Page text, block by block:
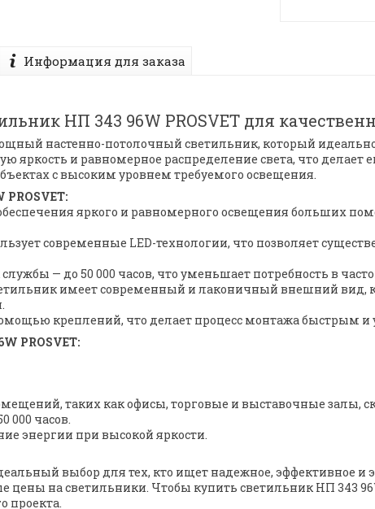
Информация для заказа
НП 343 96W PROSVET для
настенно-потолочный светильник, который
яркость и равномерное распределение света, что
с высоким уровнем требуемого освещения.
яркого и равномерного освещения больших
современные LED-технологии, что позволяет
— до 50 000 часов, что уменьшает потребность в
имеет современный и лаконичный внешний вид,
креплений, что делает процесс монтажа быстрым
PROSVET:
таких как офисы, торговые и выставочные залы,
000 часов.
энергии при высокой яркости.
выбор для тех, кто ищет надежное,
на светильники. Чтобы купить светильник НП 343
проекта.